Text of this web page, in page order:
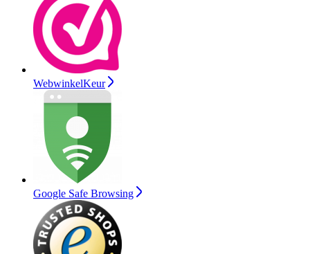
WebwinkelKeur
Google Safe Browsing